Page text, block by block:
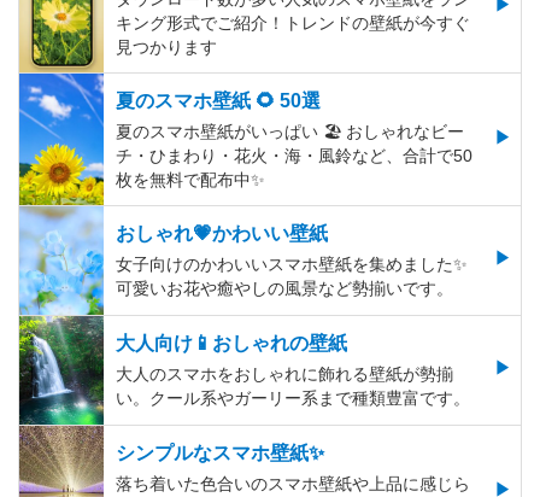
キング形式でご紹介！トレンドの壁紙が今すぐ
見つかります
夏のスマホ壁紙 🌻 50選
夏のスマホ壁紙がいっぱい 🏖 おしゃれなビー
チ・ひまわり・花火・海・風鈴など、合計で50
枚を無料で配布中✨
おしゃれ💗かわいい壁紙
女子向けのかわいいスマホ壁紙を集めました✨
可愛いお花や癒やしの風景など勢揃いです。
大人向け📱おしゃれの壁紙
大人のスマホをおしゃれに飾れる壁紙が勢揃
い。クール系やガーリー系まで種類豊富です。
シンプルなスマホ壁紙✨
落ち着いた色合いのスマホ壁紙や上品に感じら